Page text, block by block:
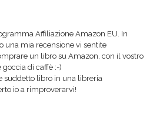
Affiliazione Amazon EU. In
una mia recensione vi sentite
un libro su Amazon, con il vostro
di caffè :-)
suddetto libro in una libreria
io a rimproverarvi!